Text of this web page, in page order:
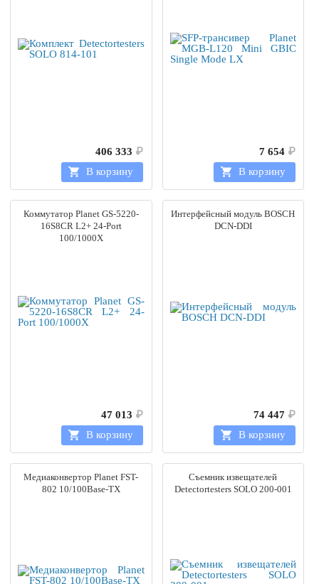
406 333 ₽
В корзину
7 654 ₽
В корзину
Коммутатор Planet GS-5220-
16S8CR L2+ 24-Port
100/1000X
47 013 ₽
В корзину
Интерфейсный модуль BOSCH
DCN-DDI
74 447 ₽
В корзину
Медиаконвертор Planet FST-
802 10/100Base-TX
Съемник извещателей
Detectortesters SOLO 200-001